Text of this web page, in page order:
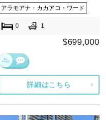
アラモアナ・カカアコ・ワード
0 1
$699,000
詳細はこちら